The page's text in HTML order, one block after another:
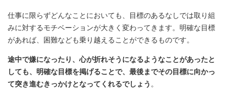
仕事に限らずどんなことにおいても、目標のあるなしでは取り組
みに対するモチベーションが大きく変わってきます。明確な目標
があれば、困難なども乗り越えることができるものです。
途中で嫌になったり、心が折れそうになるようなことがあったと
しても、明確な目標を掲げることで、最後までその目標に向かっ
て突き進むきっかけとなってくれるでしょう 。